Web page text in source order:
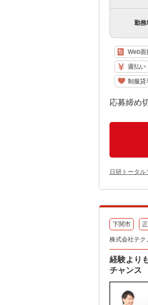
勤務
Web面
週払い
制服貸
応募締め
日研トータ
下関市
株式会社テク
経験より
チャンス